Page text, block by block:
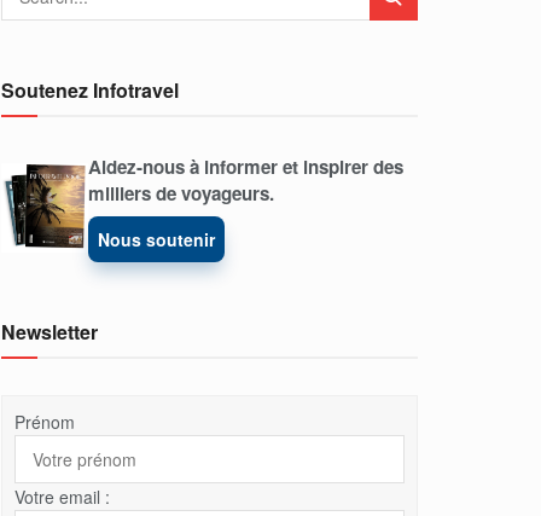
Soutenez Infotravel
Aidez-nous à informer et inspirer des
milliers de voyageurs.
Nous soutenir
Newsletter
Prénom
Votre email :